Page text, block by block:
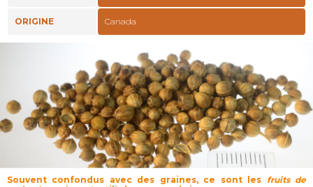
ORIGINE Canada
Souvent confondus avec des graines, ce sont les fruits de